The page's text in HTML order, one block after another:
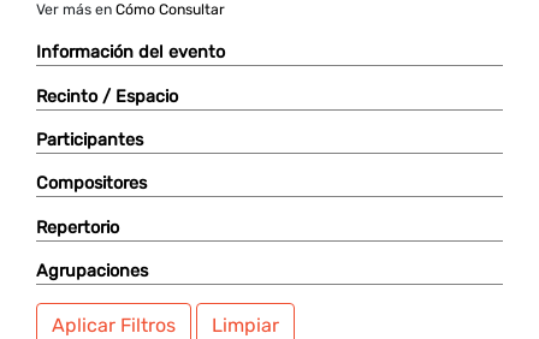
Ver más en Cómo Consultar
Información del evento
Recinto / Espacio
Participantes
Compositores
Repertorio
Agrupaciones
Aplicar Filtros Limpiar